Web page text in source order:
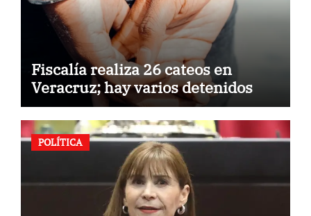
Fiscalía realiza 26 cateos en
Veracruz; hay varios detenidos
POLÍTICA